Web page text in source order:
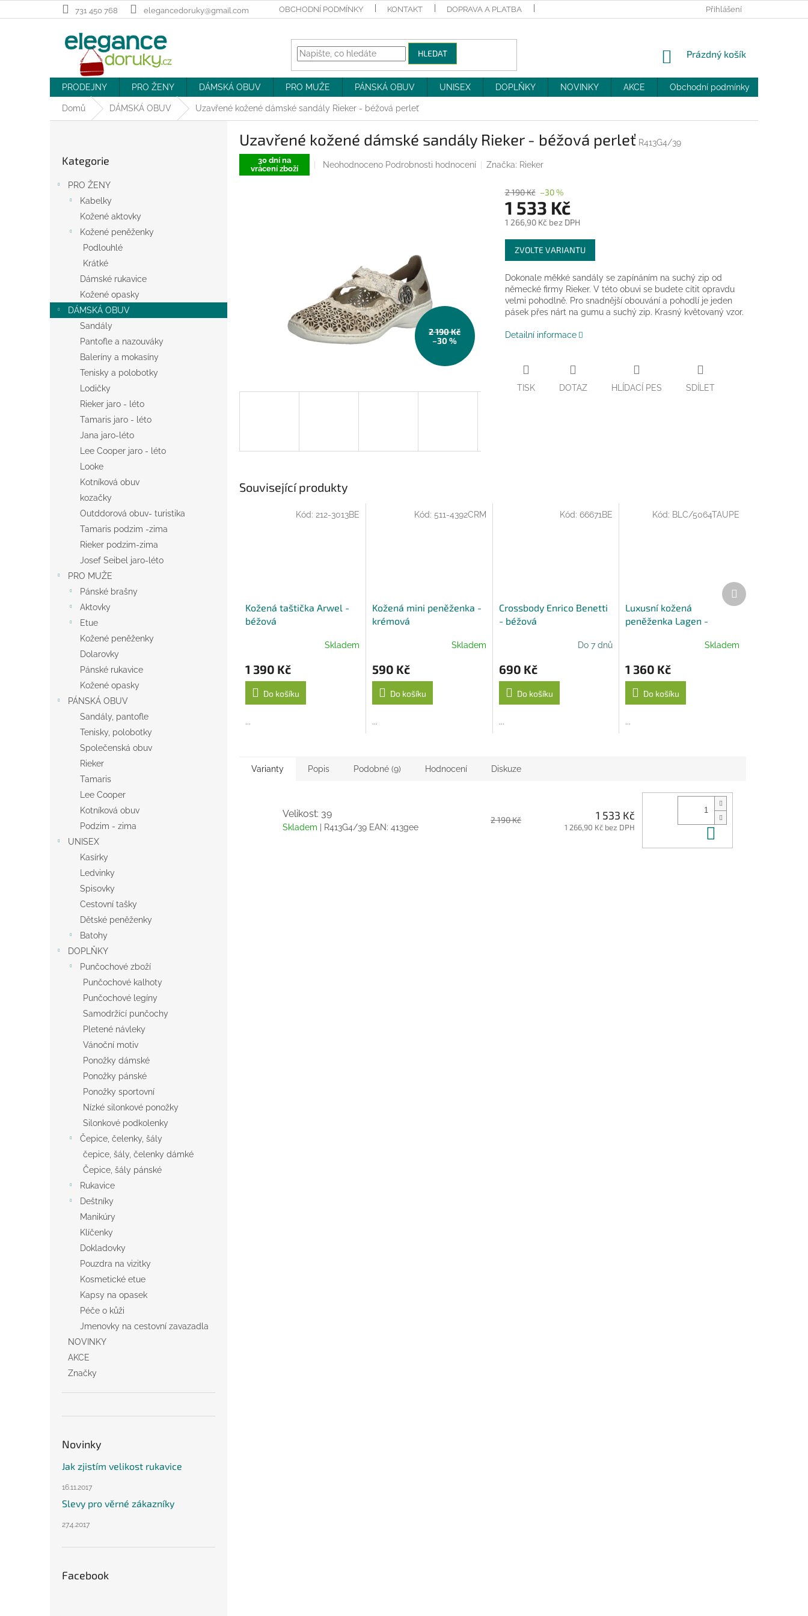
na
731 450 768 elegancedoruky@gmail.com OBCHODNÍ PODMÍNKY KONTAKT DOPRAVA A PLATBA MOJE OBJEDNÁVKA
Přihlášení
HLEDAT
NÁKUPNÍ
Prázdný košík
PRODEJNY PRO ŽENY DÁMSKÁ OBUV PRO MUŽE PÁNSKÁ OBUV UNISEX DOPLŇKY NOVINKY AKCE Obchodní podmínky
Domů DÁMSKÁ OBUV Uzavřené kožené dámské sandály Rieker - béžová perleť
l
kategorie
Kategorie
PRO ŽENY
Kabelky
Kožené aktovky
Kožené peněženky
Podlouhlé
Krátké
Dámské rukavice
Kožené opasky
DÁMSKÁ OBUV
Sandály
Pantofle a nazouváky
Baleríny a mokasíny
Tenisky a polobotky
Lodičky
Rieker jaro - léto
Tamaris jaro - léto
Jana jaro-léto
Lee Cooper jaro - léto
Looke
Kotníková obuv
kozačky
Outddorová obuv- turistika
Tamaris podzim -zima
Rieker podzim-zima
Josef Seibel jaro-léto
PRO MUŽE
Pánské brašny
Aktovky
Etue
Kožené peněženky
Dolarovky
Pánské rukavice
Kožené opasky
PÁNSKÁ OBUV
Sandály, pantofle
Tenisky, polobotky
Společenská obuv
Rieker
Tamaris
Lee Cooper
Kotníková obuv
Podzim - zima
UNISEX
Kasírky
Ledvinky
Spisovky
Cestovní tašky
Dětské peněženky
Batohy
DOPLŇKY
Punčochové zboží
Punčochové kalhoty
Punčochové legíny
Samodržící punčochy
Pletené návleky
Vánoční motiv
Ponožky dámské
Ponožky pánské
Ponožky sportovní
Nízké silonkové ponožky
Silonkové podkolenky
Čepice, čelenky, šály
čepice, šály, čelenky dámké
Čepice, šály pánské
Rukavice
Deštníky
Manikúry
Klíčenky
Dokladovky
Pouzdra na vizitky
Kosmetické etue
Kapsy na opasek
Péče o kůži
Jmenovky na cestovní zavazadla
NOVINKY
AKCE
Značky
Novinky
Jak zjistím velikost rukavice
16.11.2017
Slevy pro věrné zákazníky
27.4.2017
Facebook
Uzavřené kožené dámské sandály Rieker - béžová perleť R413G4/39
30 dní na
vrácení zboží
Průměrné
Neohodnoceno Podrobnosti hodnocení Značka: Rieker
2 190 Kč
–30 %
2 190 Kč –30 %
1 533 Kč
1 266,90 Kč bez DPH
Měrná
cena:
ZVOLTE VARIANTU
Dokonale měkké sandály se zapínáním na suchý zip od
německé firmy Rieker. V této obuvi se budete cítit opravdu
velmi pohodlně. Pro snadnější obouvání a pohodlí je jeden
pásek přes nárt na gumu a suchý zip. Krasný květovaný vzor.
Detailní informace
TISK DOTAZ HLÍDACÍ PES SDÍLET
Související produkty
Kožená taštička Arwel -
béžová
Skladem
1 390 Kč
Do košíku
...
Kód: 212-3013BE
Kožená mini peněženka -
krémová
Skladem
590 Kč
Do košíku
...
Kód: 511-4392CRM
Crossbody Enrico Benetti
- béžová
Do 7 dnů
690 Kč
Do košíku
...
Kód:66671BE
Luxusní kožená
peněženka Lagen -
Skladem
1 360 Kč
Do košíku
...
Kód: BLC/5064TAUPE
Další
produkt
Varianty Popis Podobné (9) Hodnocení Diskuze
Velikost: 39
Skladem | R413G4/39 EAN: 413gee
2 190 Kč 1 533 Kč
1 266,90 Kč bez DPH